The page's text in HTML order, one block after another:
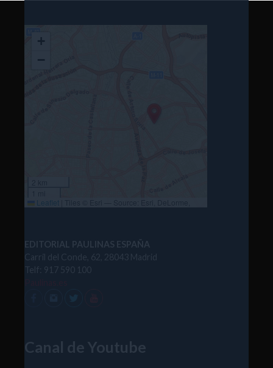
+
−
Leaflet
EDITORIAL PAULINAS ESPAÑA
Carril del Conde, 62, 28043 Madrid
Telf: 917 590 100
Canal de Youtube